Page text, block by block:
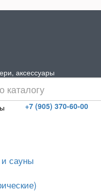
аксессуары
+7 (905) 370-60-00
сауны